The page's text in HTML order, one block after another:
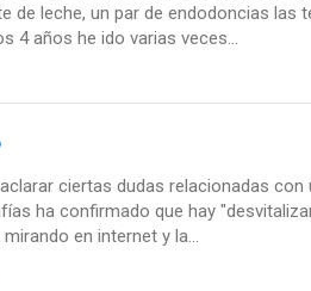
de leche, un par de endodoncias
4 años he ido varias veces...
ciertas dudas relacionadas
ha confirmado que hay
en internet y la...